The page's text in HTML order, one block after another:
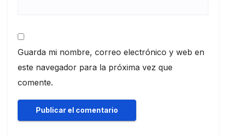
Guarda mi nombre, correo electrónico y web en
este navegador para la próxima vez que
comente.